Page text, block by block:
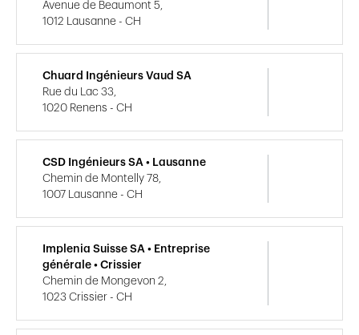
Avenue de Beaumont 5,
1012 Lausanne - CH
Chuard Ingénieurs Vaud SA
Rue du Lac 33,
1020 Renens - CH
CSD Ingénieurs SA • Lausanne
Chemin de Montelly 78,
1007 Lausanne - CH
Implenia Suisse SA • Entreprise
générale • Crissier
Chemin de Mongevon 2,
1023 Crissier - CH